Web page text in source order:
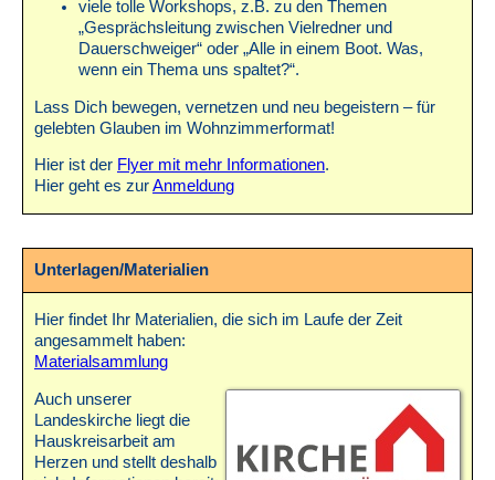
viele tolle Workshops, z.B. zu den Themen
„Gesprächsleitung zwischen Vielredner und
Dauerschweiger“ oder „Alle in einem Boot. Was,
wenn ein Thema uns spaltet?“.
Lass Dich bewegen, vernetzen und neu begeistern – für
gelebten Glauben im Wohnzimmerformat!
Hier ist der Flyer mit mehr Informationen.
Hier geht es zurAnmeldung
Unterlagen/Materialien
Hier findet Ihr Materialien, die sich im Laufe der Zeit
angesammelt haben:
Materialsammlung
Auch unserer
Landeskirche liegt die
Hauskreisarbeit am
Herzen und stellt deshalb